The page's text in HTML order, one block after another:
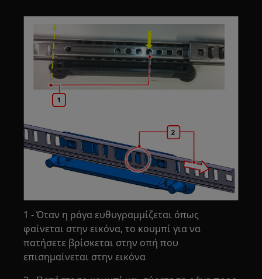
1 - Όταν η ράγα ευθυγραμμίζεται όπως
φαίνεται στην εικόνα, το κουμπί για να
πατήσετε βρίσκεται στην οπή που
επισημαίνεται στην εικόνα